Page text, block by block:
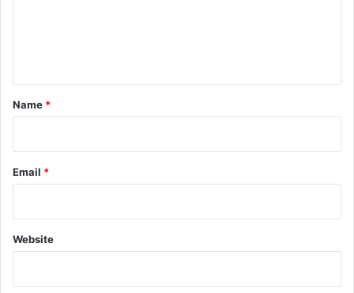
*
Name *
Email *
Website